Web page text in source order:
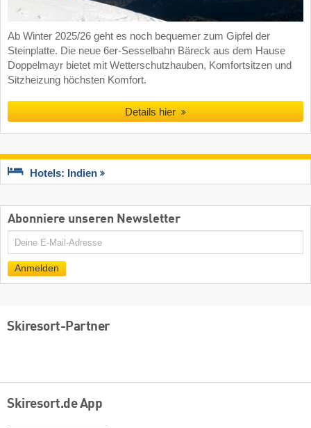
Ab Winter 2025/26 geht es noch bequemer zum Gipfel der
Steinplatte. Die neue 6er-Sesselbahn Bäreck aus dem Hause
Doppelmayr bietet mit Wetterschutzhauben, Komfortsitzen und
Sitzheizung höchsten Komfort.
Details hier
Hotels: Indien
Abonniere unseren Newsletter
E-
Mail
Anmelden
Skiresort-Partner
Skiresort.de App